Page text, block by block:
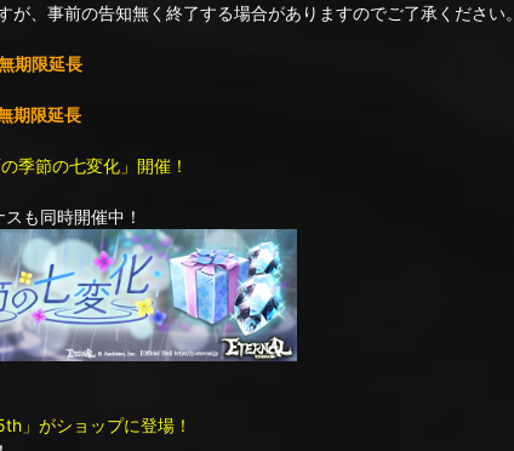
、事前の告知無く終了する場合がありますのでご了承ください。
期限延長
期限延長
季節の七変化」開催！
も同時開催中！
」がショップに登場！